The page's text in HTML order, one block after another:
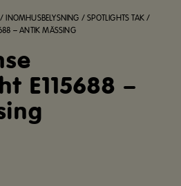
INOMHUSBELYSNING /SPOTLIGHTS TAK /
– ANTIK MÄSSING
E115688 –